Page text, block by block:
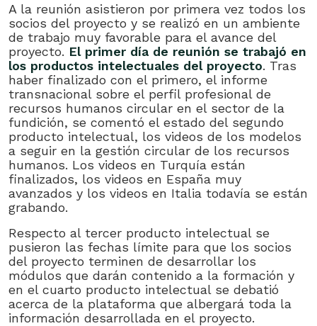
A la reunión asistieron por primera vez todos los
socios del proyecto y se realizó en un ambiente
de trabajo muy favorable para el avance del
proyecto. El primer día de reunión se trabajó en
los productos intelectuales del proyecto. Tras
haber finalizado con el primero, el informe
transnacional sobre el perfil profesional de
recursos humanos circular en el sector de la
fundición, se comentó el estado del segundo
producto intelectual, los videos de los modelos
a seguir en la gestión circular de los recursos
humanos. Los videos en Turquía están
finalizados, los videos en España muy
avanzados y los videos en Italia todavía se están
grabando.
Respecto al tercer producto intelectual se
pusieron las fechas límite para que los socios
del proyecto terminen de desarrollar los
módulos que darán contenido a la formación y
en el cuarto producto intelectual se debatió
acerca de la plataforma que albergará toda la
información desarrollada en el proyecto.